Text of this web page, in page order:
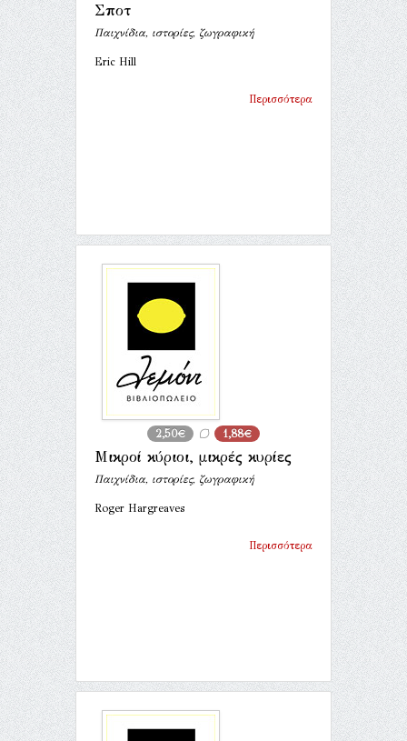
Σποτ
Παιχνίδια, ιστορίες, ζωγραφική
Eric Hill
Περισσότερα
2,50€ 1,88€
Μικροί κύριοι, μικρές κυρίες
Παιχνίδια, ιστορίες, ζωγραφική
Roger Hargreaves
Περισσότερα